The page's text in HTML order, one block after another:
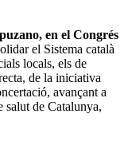
en el Congrés
el Sistema català
locals, els de
de la iniciativa
avançant a
salut de Catalunya,